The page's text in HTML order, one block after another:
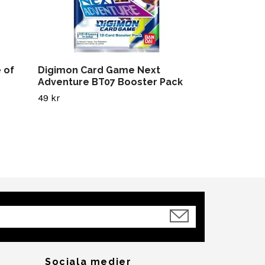
of
Digimon Card Game Next
Adventure BT07 Booster Pack
49 kr
Sociala medier